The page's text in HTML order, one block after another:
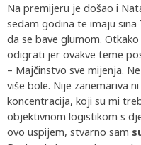
Na premijeru je došao i
sedam godina te imaju
da se bave glumom.
odigrati jer ovakve teme
– Majčinstvo sve mijenja.
više bole. Nije zanemariva
koncentracija, koji su mi
objektivnom logistikom s
ovo uspijem, stvarno sam